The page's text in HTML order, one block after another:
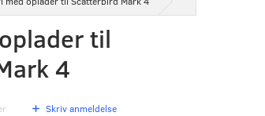
til
4
Skriv anmeldelse